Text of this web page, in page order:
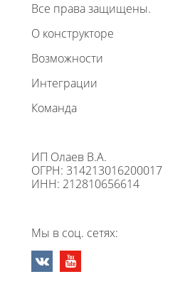
Все права защищены.
О конструкторе
Возможности
Интеграции
Команда
ИП Олаев В.А.
ОГРН: 314213016200017
ИНН: 212810656614
Мы в соц. сетях: